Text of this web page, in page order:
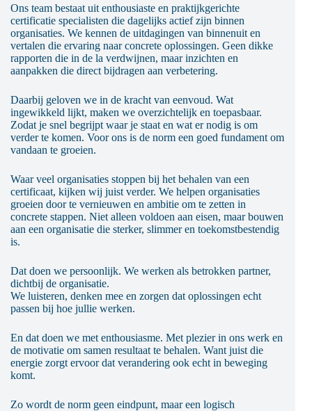
Ons team bestaat uit enthousiaste en praktijkgerichte
certificatie specialisten die dagelijks actief zijn binnen
organisaties. We kennen de uitdagingen van binnenuit en
vertalen die ervaring naar concrete oplossingen. Geen dikke
rapporten die in de la verdwijnen, maar inzichten en
aanpakken die direct bijdragen aan verbetering.
Daarbij geloven we in de kracht van eenvoud. Wat
ingewikkeld lijkt, maken we overzichtelijk en toepasbaar.
Zodat je snel begrijpt waar je staat en wat er nodig is om
verder te komen. Voor ons is de norm een goed fundament om
vandaan te groeien.
Waar veel organisaties stoppen bij het behalen van een
certificaat, kijken wij juist verder. We helpen organisaties
groeien door te vernieuwen en ambitie om te zetten in
concrete stappen. Niet alleen voldoen aan eisen, maar bouwen
aan een organisatie die sterker, slimmer en toekomstbestendig
is.
Dat doen we persoonlijk. We werken als betrokken partner,
dichtbij de organisatie.
We luisteren, denken mee en zorgen dat oplossingen echt
passen bij hoe jullie werken.
En dat doen we met enthousiasme. Met plezier in ons werk en
de motivatie om samen resultaat te behalen. Want juist die
energie zorgt ervoor dat verandering ook echt in beweging
komt.
Zo wordt de norm geen eindpunt, maar een logisch